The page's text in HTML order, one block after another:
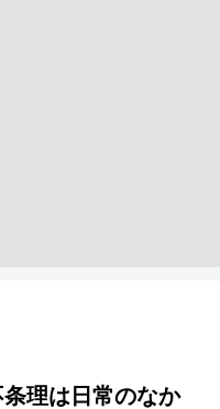
理は日常のなか